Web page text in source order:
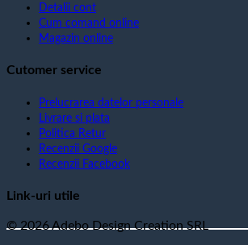
Detalii cont
Cum comand online
Magazin online
Cutomer service
Prelucrarea datelor personale
Livrare si plata
Politica Retur
Recenzii Google
Recenzii Facebook
Link-uri utile
© 2026 Adebo Design Creation SRL